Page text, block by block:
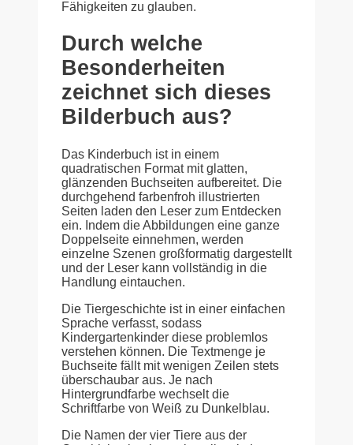
Fähigkeiten zu glauben.
Durch welche
Besonderheiten
zeichnet sich dieses
Bilderbuch aus?
Das Kinderbuch ist in einem
quadratischen Format mit glatten,
glänzenden Buchseiten aufbereitet. Die
durchgehend farbenfroh illustrierten
Seiten laden den Leser zum Entdecken
ein. Indem die Abbildungen eine ganze
Doppelseite einnehmen, werden
einzelne Szenen großformatig dargestellt
und der Leser kann vollständig in die
Handlung eintauchen.
Die Tiergeschichte ist in einer einfachen
Sprache verfasst, sodass
Kindergartenkinder diese problemlos
verstehen können. Die Textmenge je
Buchseite fällt mit wenigen Zeilen stets
überschaubar aus. Je nach
Hintergrundfarbe wechselt die
Schriftfarbe von Weiß zu Dunkelblau.
Die Namen der vier Tiere aus der